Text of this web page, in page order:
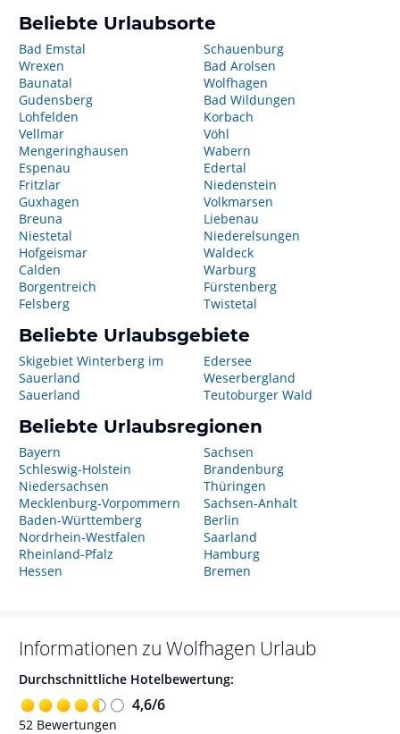
Beliebte Urlaubsorte
Bad Emstal
Wrexen
Baunatal
Gudensberg
Lohfelden
Vellmar
Mengeringhausen
Espenau
Fritzlar
Guxhagen
Breuna
Niestetal
Hofgeismar
Calden
Borgentreich
Felsberg
Schauenburg
Bad Arolsen
Wolfhagen
Bad Wildungen
Korbach
Vöhl
Wabern
Edertal
Niedenstein
Volkmarsen
Liebenau
Niederelsungen
Waldeck
Warburg
Fürstenberg
Twistetal
Beliebte Urlaubsgebiete
Skigebiet Winterberg im
Sauerland
Sauerland
Edersee
Weserbergland
Teutoburger Wald
Beliebte Urlaubsregionen
Bayern
Schleswig-Holstein
Niedersachsen
Mecklenburg-Vorpommern
Baden-Württemberg
Nordrhein-Westfalen
Rheinland-Pfalz
Hessen
Sachsen
Brandenburg
Thüringen
Sachsen-Anhalt
Berlin
Saarland
Hamburg
Bremen
Informationen zu Wolfhagen Urlaub
Durchschnittliche Hotelbewertung:
4,6/6
52 Bewertungen